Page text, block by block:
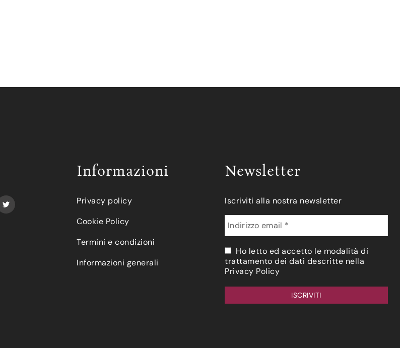
Informazioni
Privacy policy
Cookie Policy
Termini e condizioni
Informazioni generali
Newsletter
Iscriviti alla nostra newsletter
Ho letto ed accetto le modalità di
trattamento dei dati descritte nella
Privacy Policy